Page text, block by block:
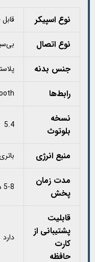
نوع اسپیکر
نوع اتصال
جنس بدنه
رابط‌ها
نسخه
بلوتوث
5.4
منبع انرژی باتری
مدت زمان
پخش
5-8 ساعت
قابلیت
پشتیبانی از
کارت‌
حافظه
دارد